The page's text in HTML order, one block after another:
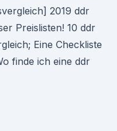
2019 ddr
Preislisten! 10 ddr
Eine Checkliste
finde ich eine ddr